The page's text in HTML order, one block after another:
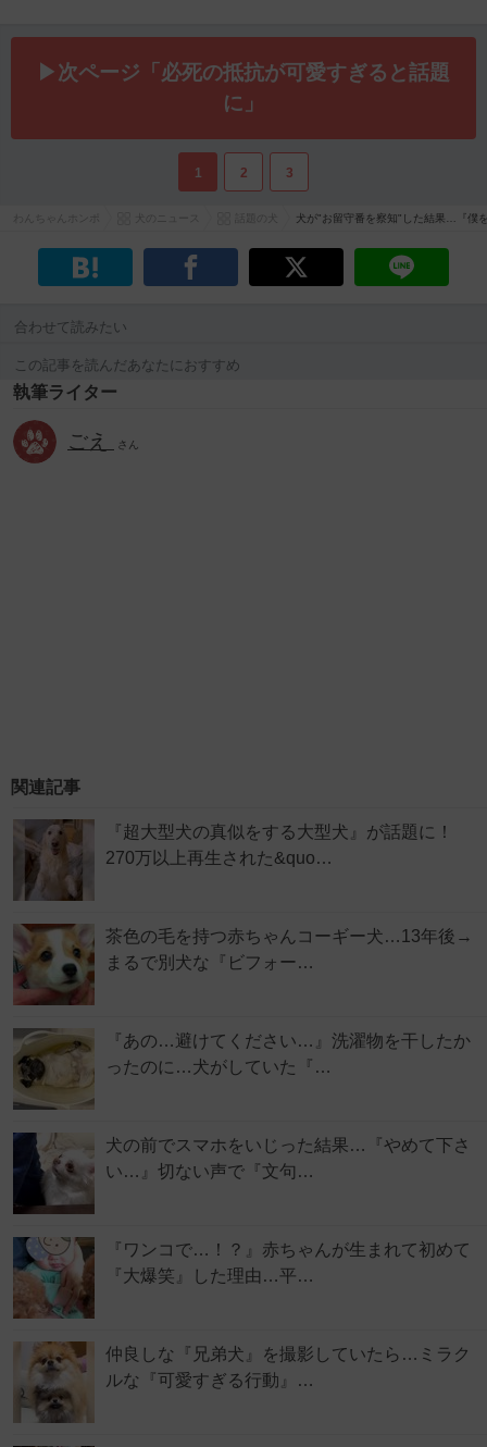
▶次ページ「必死の抵抗が可愛すぎると話題
に」
1 2 3
犬が"お留守番を察知"した結果…『僕
合わせて読みたい
この記事を読んだあなたにおすすめ
執筆ライター
ごえ さん
関連記事
『超大型犬の真似をする大型犬』が話題に！
270万以上再生された&quo…
茶色の毛を持つ赤ちゃんコーギー犬…13年後→
まるで別犬な『ビフォー…
『あの…避けてください…』洗濯物を干したか
ったのに…犬がしていた『…
犬の前でスマホをいじった結果…『やめて下さ
い…』切ない声で『文句…
『ワンコで…！？』赤ちゃんが生まれて初めて
『大爆笑』した理由…平…
仲良しな『兄弟犬』を撮影していたら…ミラク
ルな『可愛すぎる行動』…